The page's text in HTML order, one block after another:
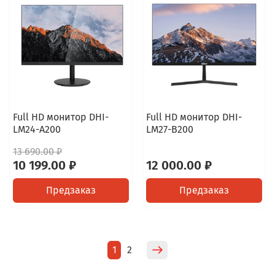
Full HD монитор DHI-
LM24-A200
13 690.00 ₽
10 199.00 ₽
Предзаказ
Full HD монитор DHI-
LM27-B200
12 000.00 ₽
Предзаказ
1 2